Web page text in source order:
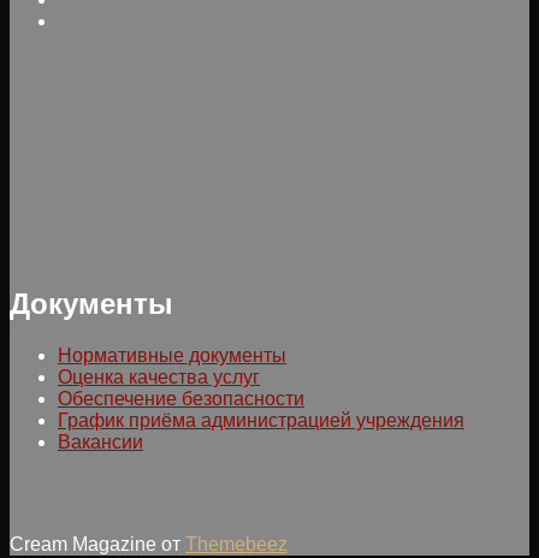
Документы
Нормативные документы
Оценка качества услуг
Обеспечение безопасности
График приёма администрацией учреждения
Вакансии
Cream Magazine от Themebeez